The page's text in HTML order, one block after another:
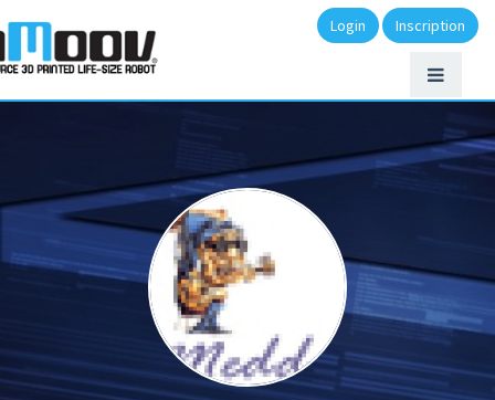
Login Inscription